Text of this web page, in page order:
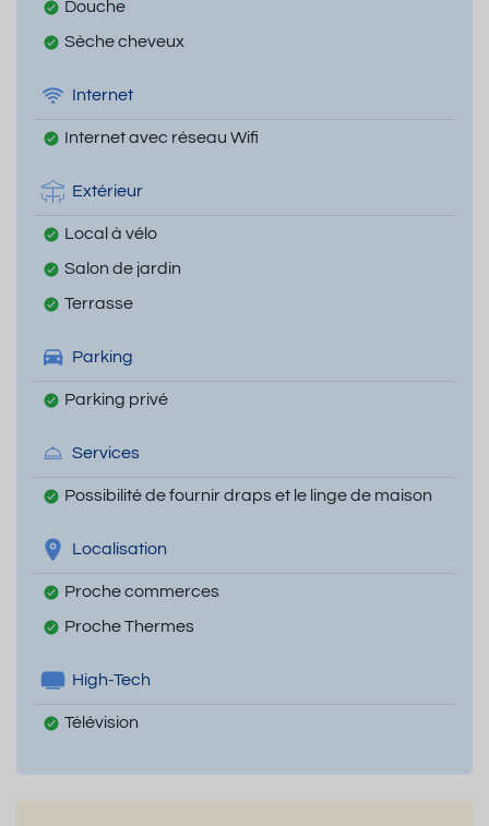
Douche
Sèche cheveux
Internet
Internet avec réseau Wifi
Extérieur
Local à vélo
Salon de jardin
Terrasse
Parking
Parking privé
Services
Possibilité de fournir draps et le linge de maison
Localisation
Proche commerces
Proche Thermes
High-Tech
Télévision